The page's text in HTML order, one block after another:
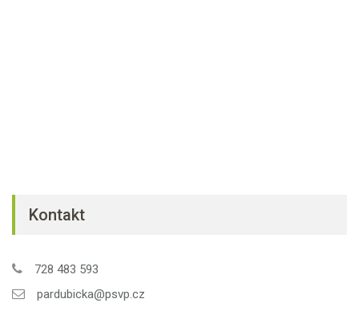
Kontakt
728 483 593
pardubicka@psvp.cz